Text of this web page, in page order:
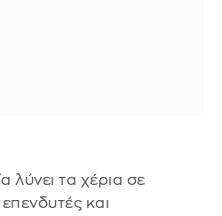
λύνει τα χέρια σε
και